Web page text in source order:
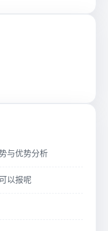
与优势分析
以报呢